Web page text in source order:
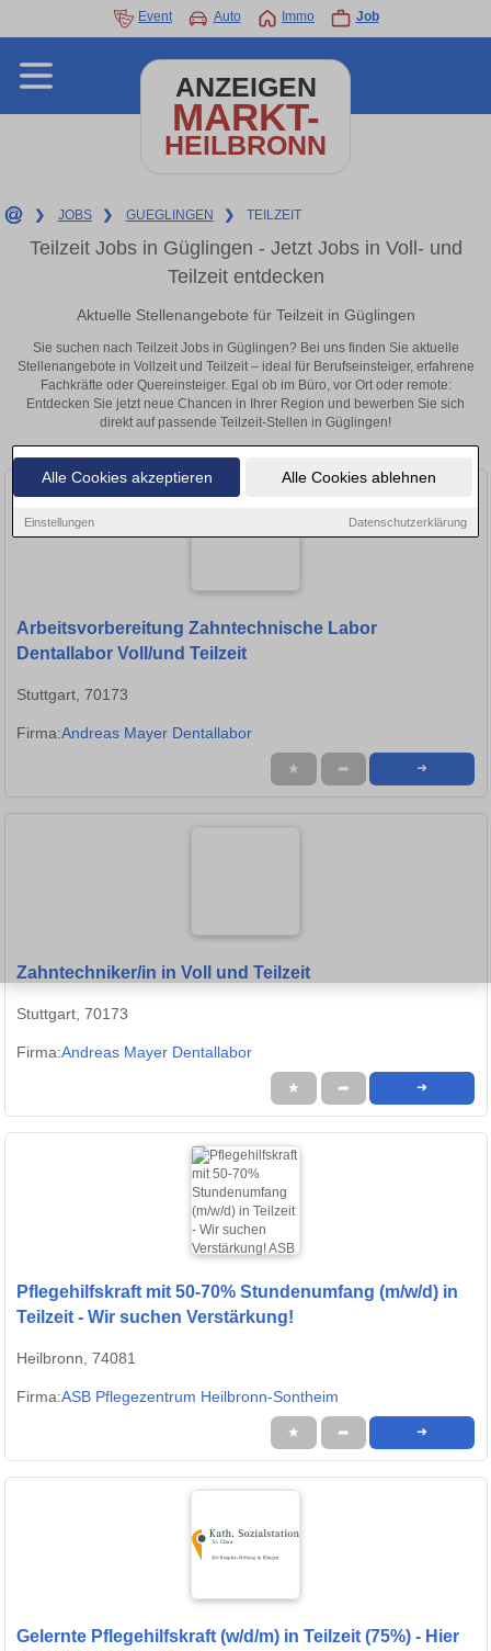
Alle Cookies akzeptieren Alle Cookies ablehnen
Einstellungen Datenschutzerklärung
Event Auto Immo Job
ANZEIGEN
MARKT-
HEILBRONN
❯ JOBS ❯ GUEGLINGEN ❯ TEILZEIT
Teilzeit Jobs in Güglingen - Jetzt Jobs in Voll- und
Teilzeit entdecken
Aktuelle Stellenangebote für Teilzeit in Güglingen
Sie suchen nach Teilzeit Jobs in Güglingen? Bei uns finden Sie aktuelle
Stellenangebote in Vollzeit und Teilzeit – ideal für Berufseinsteiger, erfahrene
Fachkräfte oder Quereinsteiger. Egal ob im Büro, vor Ort oder remote:
Entdecken Sie jetzt neue Chancen in Ihrer Region und bewerben Sie sich
direkt auf passende Teilzeit-Stellen in Güglingen!
Arbeitsvorbereitung Zahntechnische Labor
Dentallabor Voll/und Teilzeit
Stuttgart, 70173
Firma:Andreas Mayer Dentallabor
★ ➦ ➜
Zahntechniker/in in Voll und Teilzeit
Stuttgart, 70173
Firma:Andreas Mayer Dentallabor
★ ➦ ➜
Pflegehilfskraft mit 50-70% Stundenumfang (m/w/d) in
Teilzeit - Wir suchen Verstärkung!
Heilbronn, 74081
Firma:ASB Pflegezentrum Heilbronn-Sontheim
★ ➦ ➜
Gelernte Pflegehilfskraft (w/d/m) in Teilzeit (75%) - Hier